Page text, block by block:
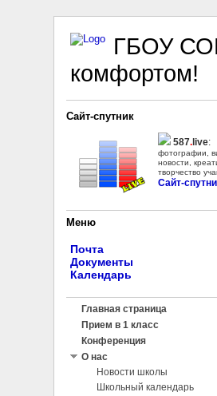
ГБОУ
комфортом!
Сайт-спутник
587. live:
фотографии,
новости,
творчество
Сайт-
Меню
Почта
Документы
Календарь
Главная страница
Прием в 1 класс
Конференция
О нас
Новости школы
Школьный календарь